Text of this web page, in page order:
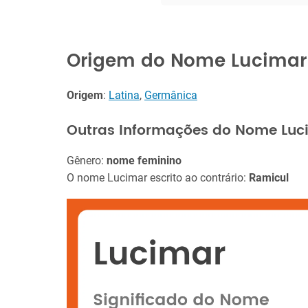
Origem do Nome Lucimar
Origem: Latina, Germânica
Outras Informações do Nome
Gênero: nome feminino
O nome Lucimar escrito ao contrário: Ramicul